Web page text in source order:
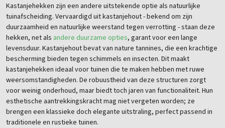
Kastanjehekken zijn een andere uitstekende optie als natuurlijke
tuinafscheiding. Vervaardigd uit kastanjehout - bekend om zijn
duurzaamheid en natuurlijke weerstand tegen verrotting - staan deze
hekken, net als andere duurzame opties, garant voor een lange
levensduur. Kastanjehout bevat van nature tannines, die een krachtige
bescherming bieden tegen schimmels en insecten. Dit maakt
kastanjehekken ideaal voor tuinen die te maken hebben met ruwe
weersomstandigheden. De robuustheid van deze structuren zorgt
voor weinig onderhoud, maar biedt toch jaren van functionaliteit. Hun
esthetische aantrekkingskracht mag niet vergeten worden; ze
brengen een klassieke doch elegante uitstraling, perfect passend in
traditionele en rustieke tuinen.